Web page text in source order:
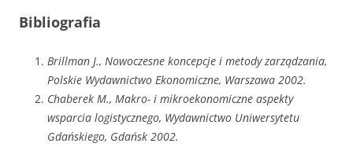
Bibliografia
Brillman J., Nowoczesne koncepcje i metody zarządzania,
Polskie Wydawnictwo Ekonomiczne, Warszawa 2002.
Chaberek M., Makro- i mikroekonomiczne aspekty
wsparcia logistycznego, Wydawnictwo Uniwersytetu
Gdańskiego, Gdańsk 2002.